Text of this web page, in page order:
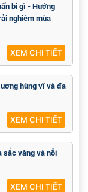
bị gì - Hướng
nghiệm mùa
XEM CHI TIẾT
hùng vĩ và đa
XEM CHI TIẾT
sắc vàng và nỗi
XEM CHI TIẾT